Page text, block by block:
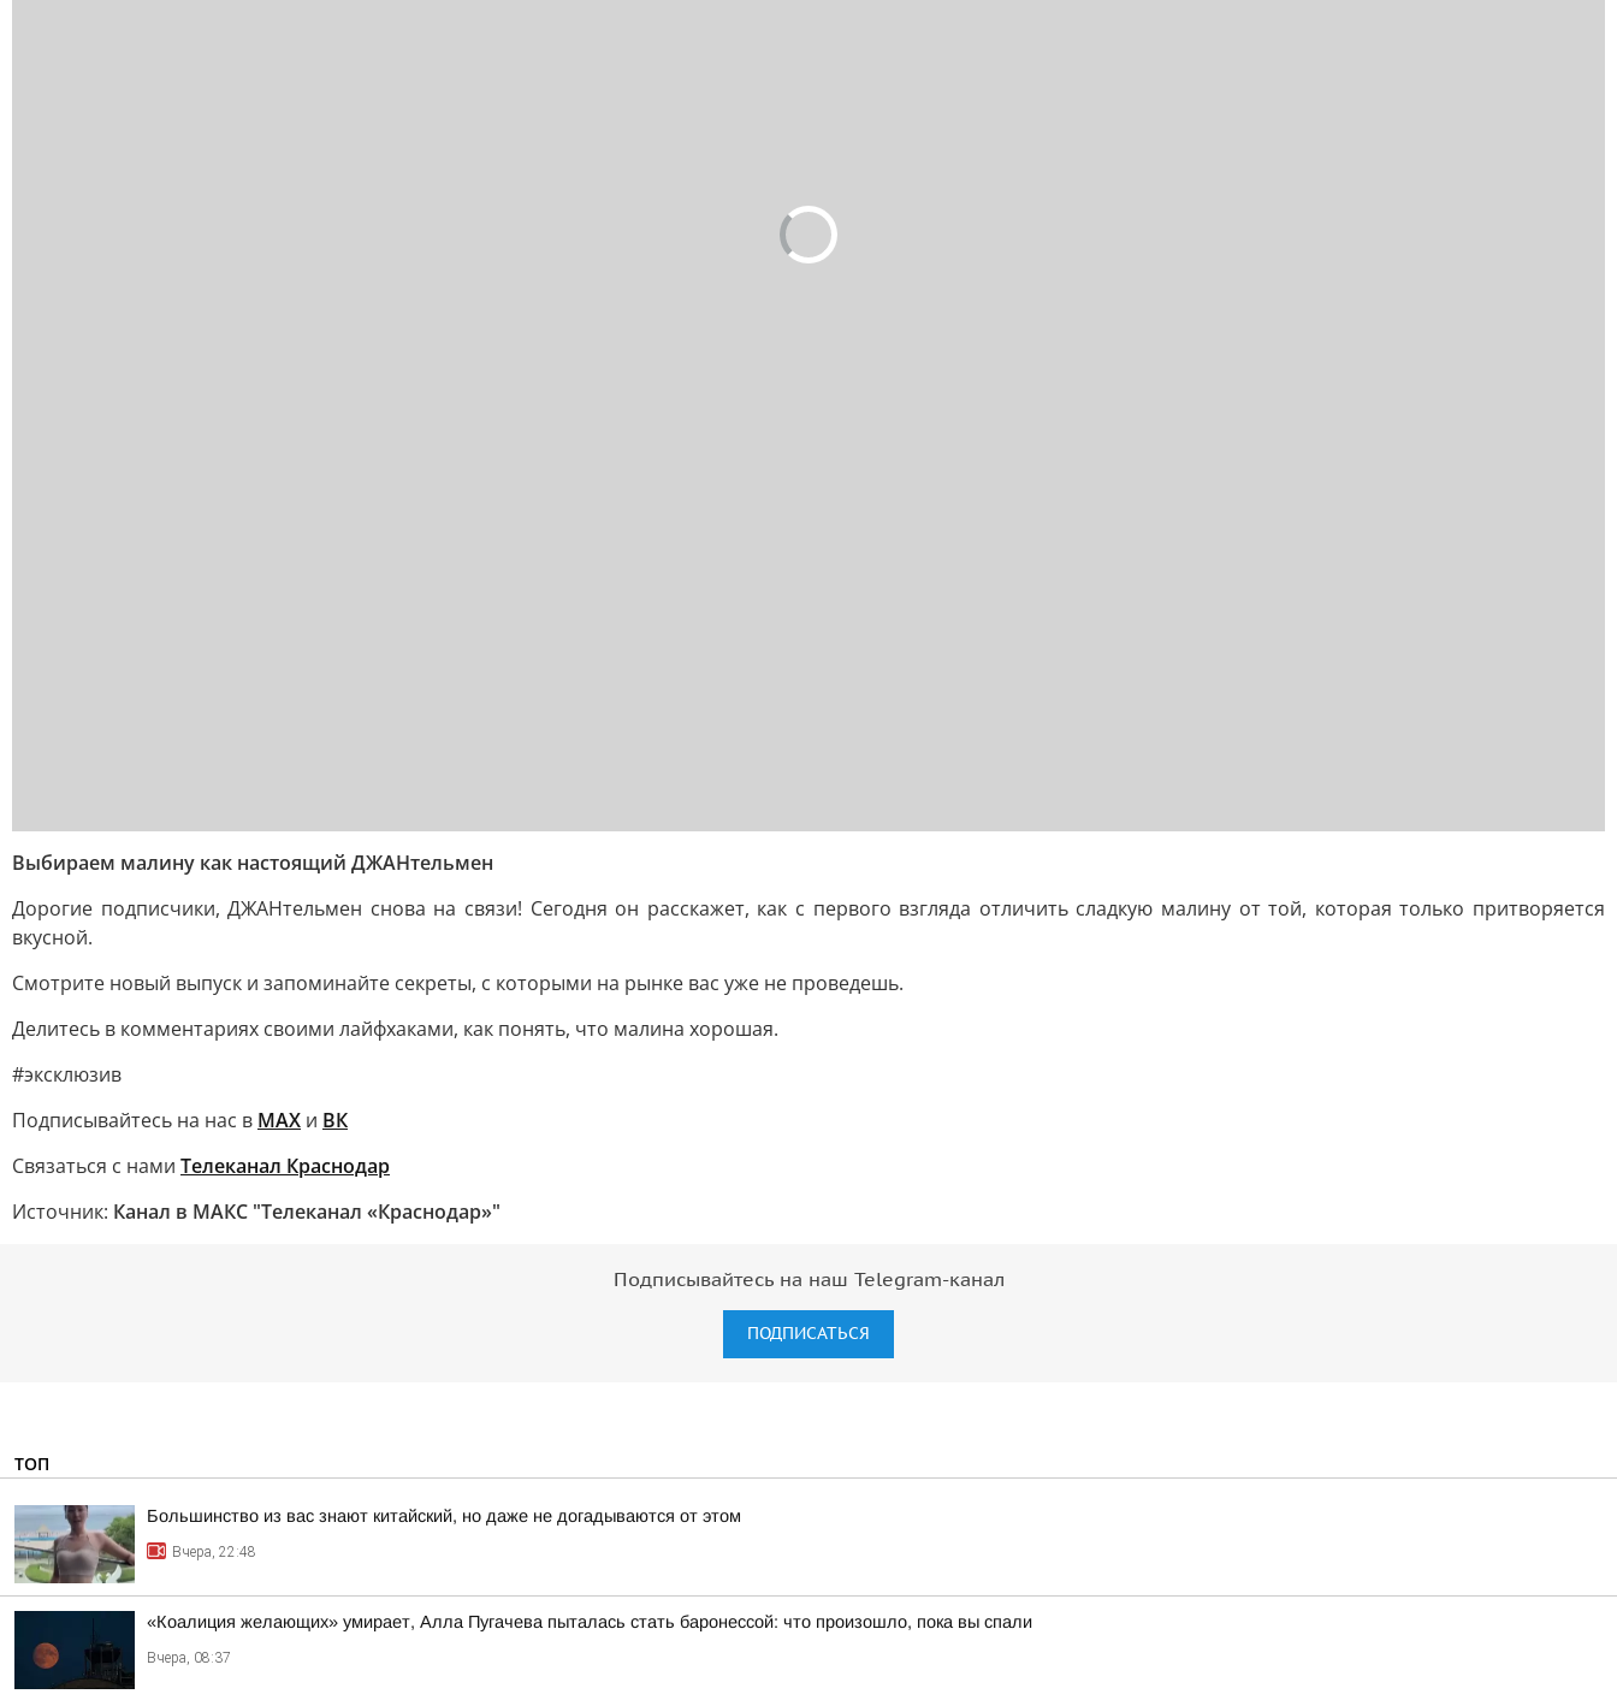
Выбираем малину как настоящий ДЖАНтельмен
Дорогие подписчики, ДЖАНтельмен снова на связи! Сегодня он расскажет, как с первого взгляда отличить сладкую малину от той, которая только притворяется
вкусной.
Смотрите новый выпуск и запоминайте секреты, с которыми на рынке вас уже не проведешь.
Делитесь в комментариях своими лайфхаками, как понять, что малина хорошая.
#эксклюзив
Подписывайтесь на нас в MAX и ВК
Связаться с нами Телеканал Краснодар
Источник: Канал в МАКС "Телеканал «Краснодар»"
Подписывайтесь на наш Telegram-канал
ПОДПИСАТЬСЯ
ТОП
Большинство из вас знают китайский, но даже не догадываются от этом
Вчера, 22:48
«Коалиция желающих» умирает, Алла Пугачева пыталась стать баронессой: что произошло, пока вы спали
Вчера, 08:37